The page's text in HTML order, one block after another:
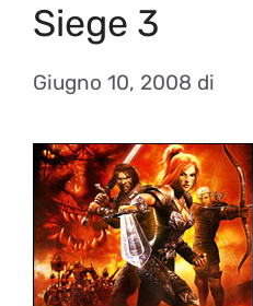
Siege 3
Giugno 10, 2008 di